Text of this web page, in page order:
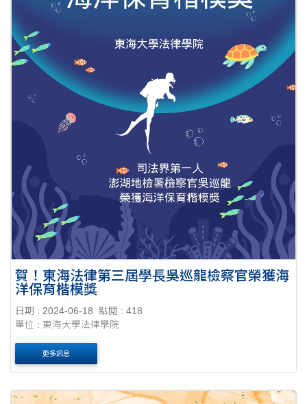
賀！東海法律第三屆學長吳巡龍檢察官榮獲海
洋保育楷模獎
日期 : 2024-06-18
點閱 : 418
單位 : 東海大學法律學院
更多訊息